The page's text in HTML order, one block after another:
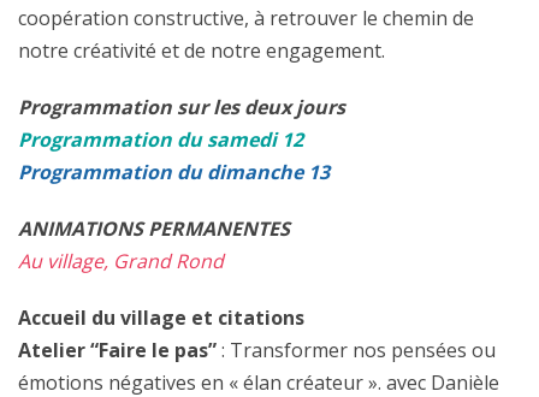
coopération constructive, à retrouver le chemin de
notre créativité et de notre engagement.
Programmation sur les deux jours
Programmation du samedi 12
Programmation du dimanche 13
ANIMATIONS PERMANENTES
Au village, Grand Rond
Accueil du village et citations
Atelier “Faire le pas”: Transformer nos pensées ou
émotions négatives en « élan créateur ». avec Danièle